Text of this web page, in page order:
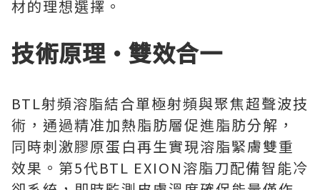
材的理想選擇。
技術原理·雙效合一
BTL射頻溶脂結合單極射頻與聚焦超聲波技
術，通過精准加熱脂肪層促進脂肪分解，
同時刺激膠原蛋白再生實現溶脂緊膚雙重
效果。第5代BTL EXION溶脂刀配備智能冷